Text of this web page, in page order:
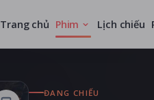
Trang chủ Phim Lịch chiếu
ĐANG CHIẾU